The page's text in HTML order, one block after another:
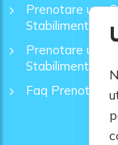
Prenotare una
Stabilimenti -
Prenotare una
Stabilimenti -
Faq